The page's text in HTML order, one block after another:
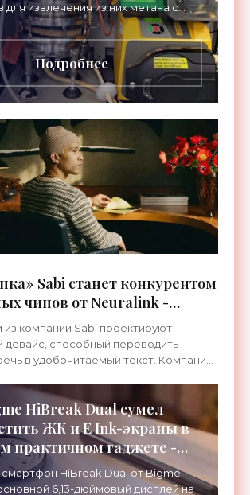
для извлечения из них метана с
до 99 %. В настоящее время идут
работы по
Подробнее
Sabi станет конкурентом
чипов от Neuralink -
из компании Sabi проектируют
девайс, способный переводить
в удобочитаемый текст. Компания
HiBreak Dual сумел
ЖК и E Ink-экраны в
практичном гаджете -
«Гаджеты»
HiBreak Dual от Bigme
6,13-дюймовый дисплей на